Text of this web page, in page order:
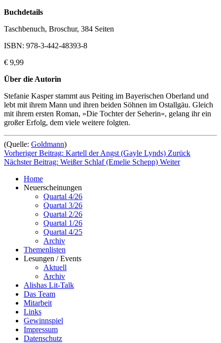
Buchdetails
Taschbenuch, Broschur, 384 Seiten
ISBN: 978-3-442-48393-8
€ 9,99
Über die Autorin
Stefanie Kasper stammt aus Peiting im Bayerischen Oberland und
lebt mit ihrem Mann und ihren beiden Söhnen im Ostallgäu. Gleich
mit ihrem ersten Roman, »Die Tochter der Seherin«, gelang ihr ein
großer Erfolg, dem viele weitere folgten.
(Quelle: Goldmann)
Vorheriger Beitrag: Kartell der Angst (Gayle Lynds) Zurück
Nächster Beitrag: Weißer Schlaf (Emelie Schepp) Weiter
Home
Neuerscheinungen
Quartal 4/26
Quartal 3/26
Quartal 2/26
Quartal 1/26
Quartal 4/25
Archiv
Themenlisten
Lesungen / Events
Aktuell
Archiv
Alishas Lit-Talk
Das Team
Mitarbeit
Links
Gewinnspiel
Impressum
Datenschutz